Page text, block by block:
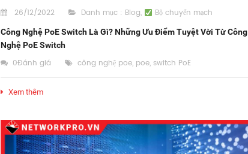
26/12/2022 Danh mục : Blog, Bộ chuyển mạch
Công Nghệ PoE Switch Là Gì? Những Ưu Điểm Tuyệt Vời Từ Công
Nghệ PoE Switch
0Đánh giá công nghệ poe, poe, switch PoE
Xem thêm